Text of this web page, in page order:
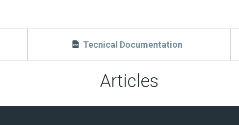
Tecnical Documentation
Articles